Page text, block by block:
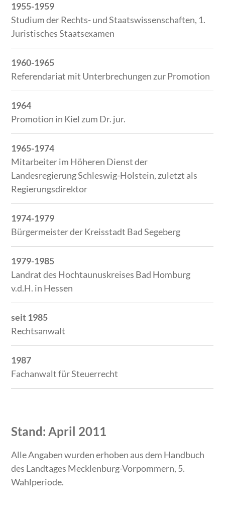
1955-1959
Studium der Rechts- und Staatswissenschaften, 1.
Juristisches Staatsexamen
1960-1965
Referendariat mit Unterbrechungen zur Promotion
1964
Promotion in Kiel zum Dr. jur.
1965-1974
Mitarbeiter im Höheren Dienst der
Landesregierung Schleswig-Holstein, zuletzt als
Regierungsdirektor
1974-1979
Bürgermeister der Kreisstadt Bad Segeberg
1979-1985
Landrat des Hochtaunuskreises Bad Homburg
v.d.H. in Hessen
seit 1985
Rechtsanwalt
1987
Fachanwalt für Steuerrecht
Stand: April 2011
Alle Angaben wurden erhoben aus dem Handbuch
des Landtages Mecklenburg-Vorpommern, 5.
Wahlperiode.